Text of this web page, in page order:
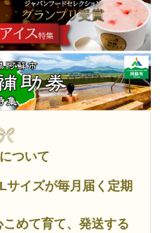
ついて
サイズが毎月届く定期
めて育て、発送する